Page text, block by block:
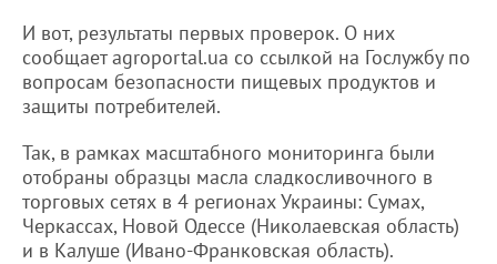
И вот, результаты первых проверок. О них
сообщает agroportal.ua со ссылкой на Гослужбу по
вопросам безопасности пищевых продуктов и
защиты потребителей.
Так, в рамках масштабного мониторинга были
отобраны образцы масла сладкосливочного в
торговых сетях в 4 регионах Украины: Сумах,
Черкассах, Новой Одессе (Николаевская область)
и в Калуше (Ивано-Франковская область).